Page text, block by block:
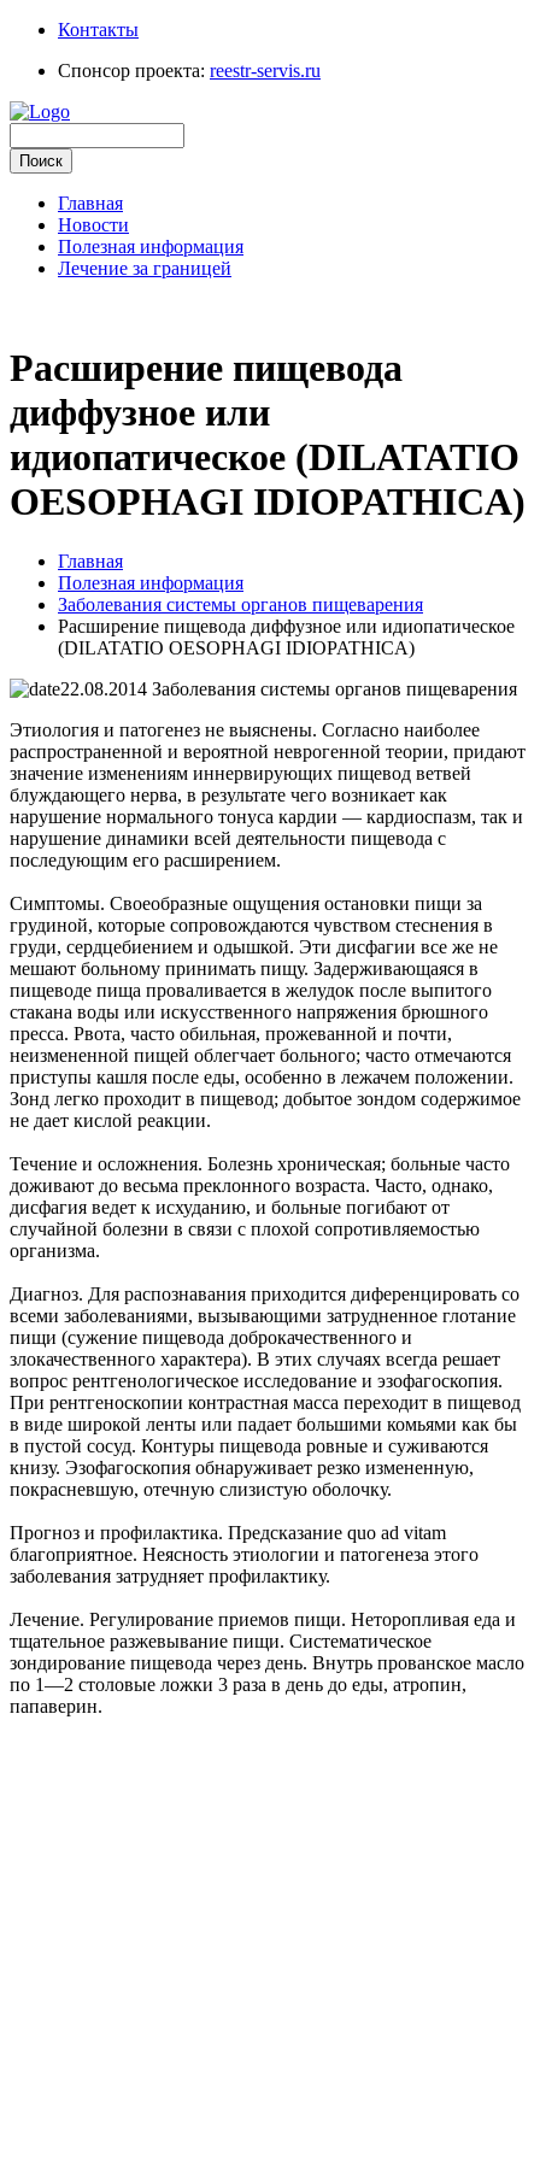
Контакты
Спонсор проекта: reestr-servis.ru
Главная
Новости
Полезная информация
Лечение за границей
Расширение пищевода
диффузное или
идиопатическое (DILATATIO
OESOPHAGI IDIOPATHICA)
Главная
Полезная информация
Заболевания системы органов пищеварения
Расширение пищевода диффузное или идиопатическое
(DILATATIO OESOPHAGI IDIOPATHICA)
22.08.2014 Заболевания системы органов пищеварения
Этиология и патогенез не выяснены. Согласно наиболее
распространенной и вероятной неврогенной теории, придают
значение изменениям иннервирующих пищевод ветвей
блуждающего нерва, в результате чего возникает как
нарушение нормального тонуса кардии — кардиоспазм, так и
нарушение динамики всей деятельности пищевода с
последующим его расширением.
Симптомы. Своеобразные ощущения остановки пищи за
грудиной, которые сопровождаются чувством стеснения в
груди, сердцебиением и одышкой. Эти дисфагии все же не
мешают больному принимать пищу. Задерживающаяся в
пищеводе пища проваливается в желудок после выпитого
стакана воды или искусственного напряжения брюшного
пресса. Рвота, часто обильная, прожеванной и почти,
неизмененной пищей облегчает больного; часто отмечаются
приступы кашля после еды, особенно в лежачем положении.
Зонд легко проходит в пищевод; добытое зондом содержимое
не дает кислой реакции.
Течение и осложнения. Болезнь хроническая; больные часто
доживают до весьма преклонного возраста. Часто, однако,
дисфагия ведет к исхуданию, и больные погибают от
случайной болезни в связи с плохой сопротивляемостью
организма.
Диагноз. Для распознавания приходится диференцировать со
всеми заболеваниями, вызывающими затрудненное глотание
пищи (сужение пищевода доброкачественного и
злокачественного характера). В этих случаях всегда решает
вопрос рентгенологическое исследование и эзофагоскопия.
При рентгеноскопии контрастная масса переходит в пищевод
в виде широкой ленты или падает большими комьями как бы
в пустой сосуд. Контуры пищевода ровные и суживаются
книзу. Эзофагоскопия обнаруживает резко измененную,
покрасневшую, отечную слизистую оболочку.
Прогноз и профилактика. Предсказание quo ad vitam
благоприятное. Неясность этиологии и патогенеза этого
заболевания затрудняет профилактику.
Лечение. Регулирование приемов пищи. Неторопливая еда и
тщательное разжевывание пищи. Систематическое
зондирование пищевода через день. Внутрь прованское масло
по 1—2 столовые ложки 3 раза в день до еды, атропин,
папаверин.